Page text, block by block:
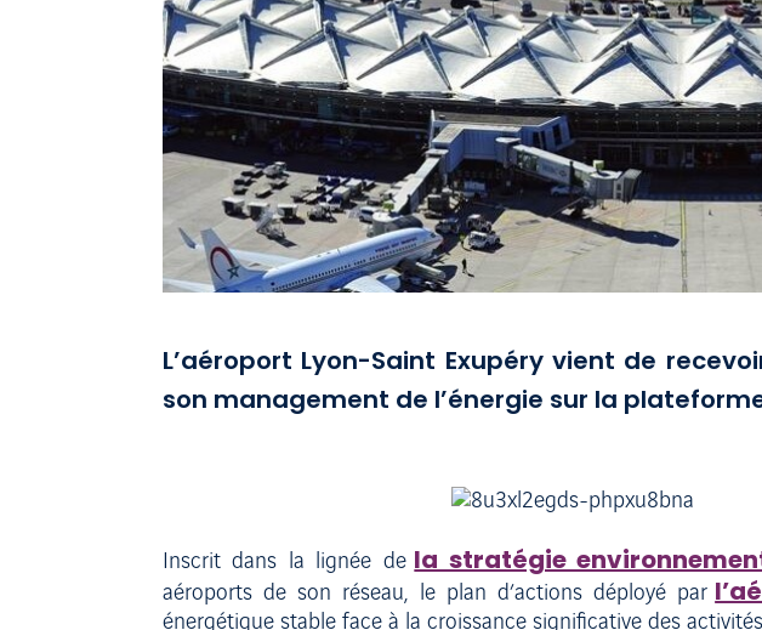
L’aéroport Lyon-Saint Exupéry vient de
son management de l’énergie sur la
Inscrit dans la lignée de la stratégie
aéroports de son réseau, le plan d’actions déployé par
énergétique stable face à la croissance significative des